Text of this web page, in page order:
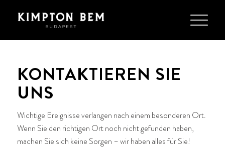
KONTAKTIEREN SIE
UNS
Wichtige Ereignisse verlangen nach einem besonderen Ort.
Wenn Sie den richtigen Ort noch nicht gefunden haben,
machen Sie sich keine Sorgen – wir haben alles für Sie!